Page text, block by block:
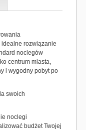
rozwiązanie
noclegów
centrum miasta,
i wygodny pobyt po
swoich
noclegi
budżet Twojej